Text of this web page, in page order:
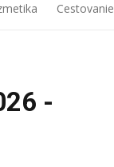
Cestovanie
-